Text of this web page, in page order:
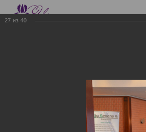
Презентации—
законодательстве: Обязательное
налоговое декларирование, изменения в
2017 года в части ИПН и СН
27 из 40